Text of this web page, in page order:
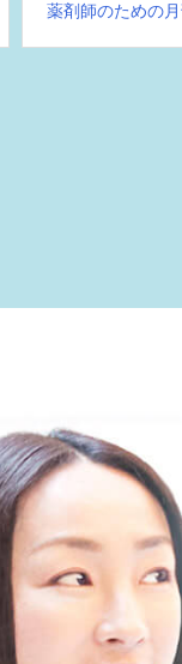
薬剤師のための